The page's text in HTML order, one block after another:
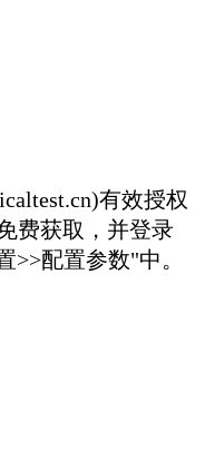
有效授权
费获取，并登录
>>配置参数"中。